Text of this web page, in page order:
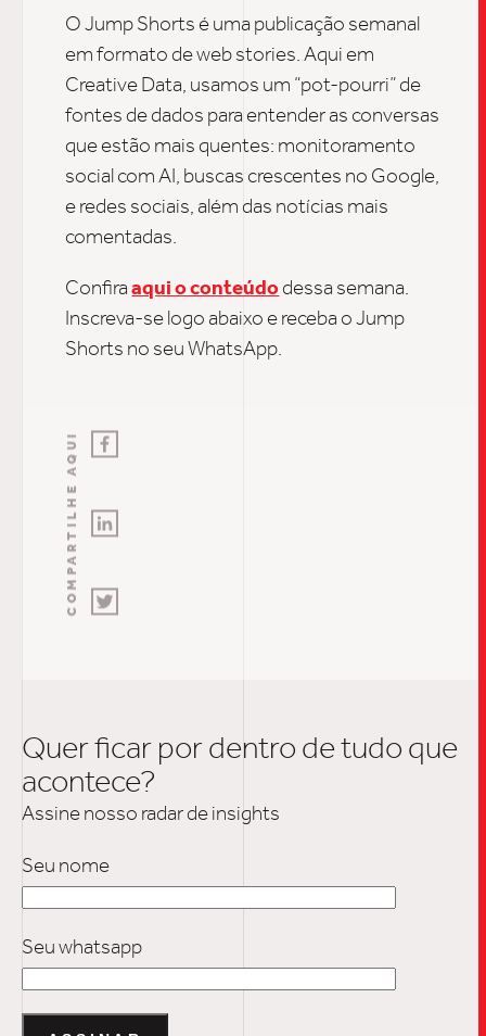
O Jump Shorts é uma publicação semanal
em formato de web stories. Aqui em
Creative Data, usamos um “pot-pourri” de
fontes de dados para entender as conversas
que estão mais quentes: monitoramento
social com AI, buscas crescentes no Google,
e redes sociais, além das notícias mais
comentadas.
Confiraaqui o conteúdodessa semana.
Inscreva-se logo abaixo e receba o Jump
Shorts no seu WhatsApp.
COMPARTILHE AQUI
Quer ficar por dentro de tudo que
acontece?
Assine nosso radar de insights
Seu nome
Seu whatsapp